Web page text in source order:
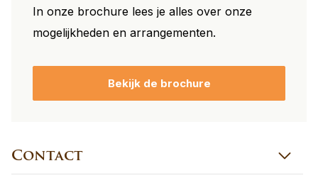
Contact
In onze brochure lees je alles over onze
mogelijkheden en arrangementen.
Bekijk de brochure